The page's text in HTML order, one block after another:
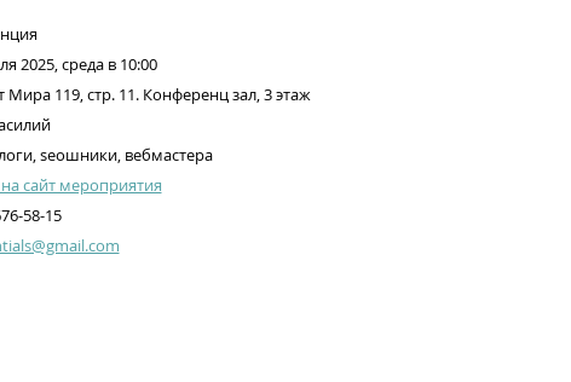
2025, среда в 10:00
Мира 119, стр. 11. Конференц зал, 3 этаж
seoшники, вебмастера
сайт мероприятия
58-15